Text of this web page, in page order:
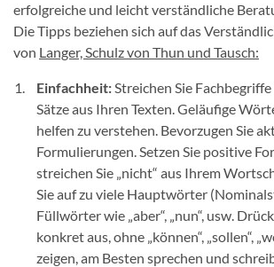
erfolgreiche und leicht verständliche
Die Tipps beziehen sich auf das
von Langer, Schulz von Thun und Tausch:
Einfachheit:Streichen Sie
Sätze aus Ihren Texten. Geläufige
helfen zu verstehen. Bevorzugen Sie
Formulierungen. Setzen Sie positive
streichen Sie „nicht“ aus Ihrem
Sie auf zu viele Hauptwörter
Füllwörter wie „aber“, „nun“, usw.
konkret aus, ohne „können“, „sollen“,
zeigen, am Besten sprechen und